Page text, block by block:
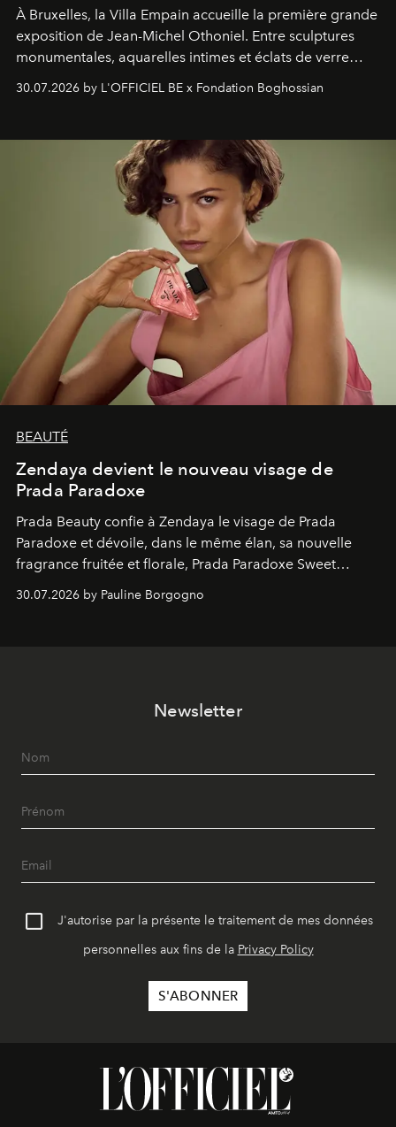
À Bruxelles, la Villa Empain accueille la première grande
exposition de Jean-Michel Othoniel. Entre sculptures
monumentales, aquarelles intimes et éclats de verre
soufflé, l’artiste français compose un itinéraire
émotionnel où chaque œuvre devient le souvenir
émerveillement.
30.07.2026 by L'OFFICIEL BE x Fondation Boghossian
BEAUTÉ
Zendaya devient le nouveau visage de
Prada Paradoxe
Prada Beauty confie à Zendaya le visage de Prada
Paradoxe et dévoile, dans le même élan, sa nouvelle
fragrance fruitée et florale, Prada Paradoxe Sweet
Chemistry Eau de Parfum.
30.07.2026 by Pauline Borgogno
Newsletter
J'autorise par la présente le traitement de mes données
personnelles aux fins de la Privacy Policy